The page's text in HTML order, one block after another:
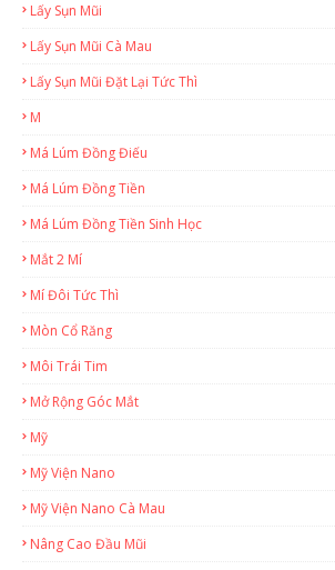
Lấy Sụn Mũi
Lấy Sụn Mũi Cà Mau
Lấy Sụn Mũi Đặt Lại Tức Thì
M
Má Lúm Đồng Điếu
Má Lúm Đồng Tiền
Má Lúm Đồng Tiền Sinh Học
Mắt 2 Mí
Mí Đôi Tức Thì
Mòn Cổ Răng
Môi Trái Tim
Mở Rộng Góc Mắt
Mỹ
Mỹ Viện Nano
Mỹ Viện Nano Cà Mau
Nâng Cao Đầu Mũi